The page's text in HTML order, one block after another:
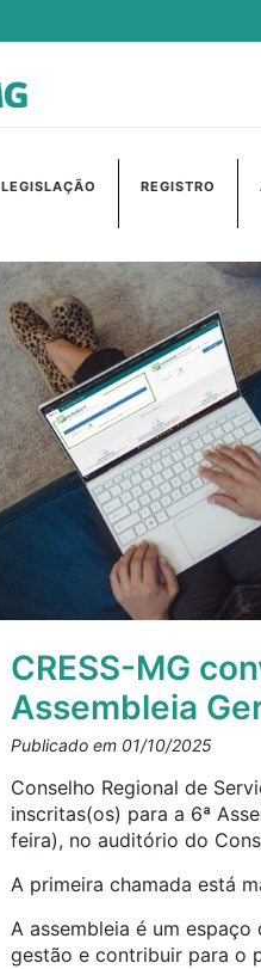
LEGISLAÇÃO REGISTRO
CRESS-MG
Assembleia
Publicado em 01/10/2025
Conselho Regional de
inscritas(os) para a 6ª
feira), no auditório do
A primeira chamada está
A assembleia é um
gestão e contribuir para o